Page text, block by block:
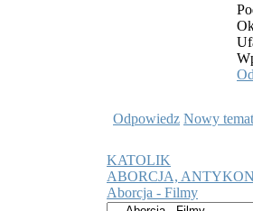
Odpowiedz Nowy temat
KATOLIK
ABORCJA,
Aborcja - Filmy